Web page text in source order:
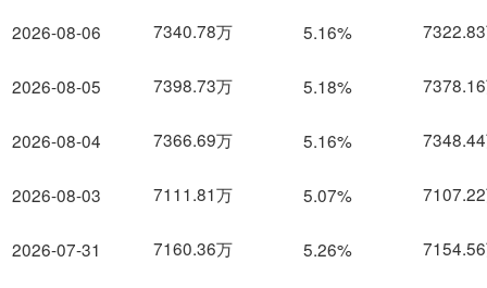
2026-08-06
2026-08-05
2026-08-04
2026-08-03
2026-07-31
7340.78万 5.16%
7398.73万 5.18%
7366.69万 5.16%
7111.81万 5.07%
7160.36万 5.26%